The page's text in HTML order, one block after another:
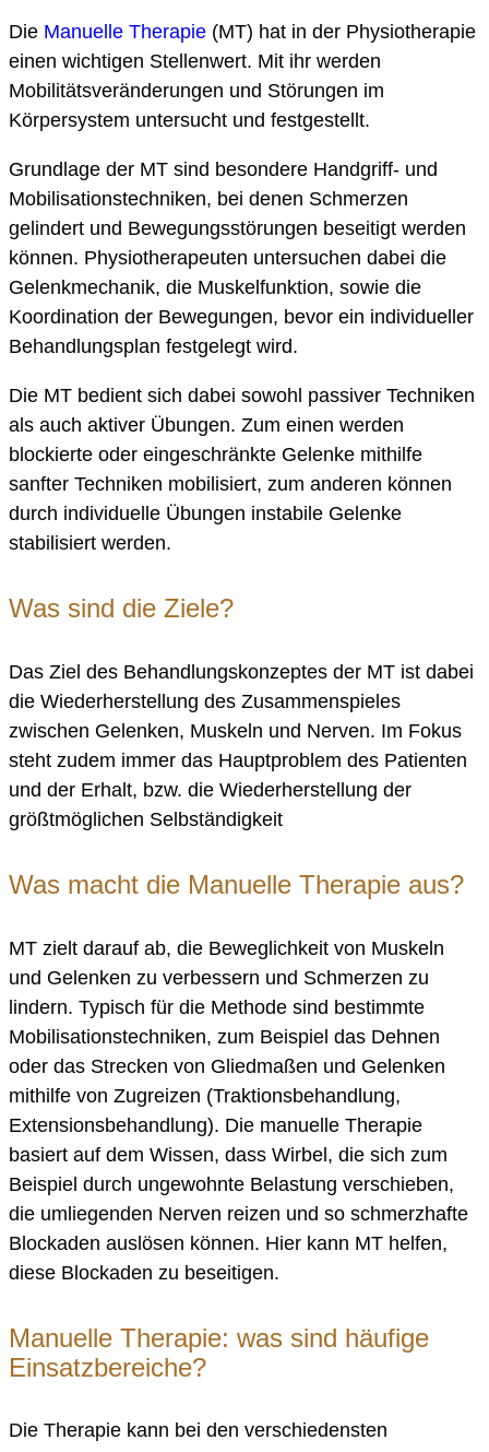
Die Manuelle Therapie (MT) hat in der Physiotherapie
einen wichtigen Stellenwert. Mit ihr werden
Mobilitätsveränderungen und Störungen im
Körpersystem untersucht und festgestellt.
Grundlage der MT sind besondere Handgriff- und
Mobilisationstechniken, bei denen Schmerzen
gelindert und Bewegungsstörungen beseitigt werden
können. Physiotherapeuten untersuchen dabei die
Gelenkmechanik, die Muskelfunktion, sowie die
Koordination der Bewegungen, bevor ein individueller
Behandlungsplan festgelegt wird.
Die MT bedient sich dabei sowohl passiver Techniken
als auch aktiver Übungen. Zum einen werden
blockierte oder eingeschränkte Gelenke mithilfe
sanfter Techniken mobilisiert, zum anderen können
durch individuelle Übungen instabile Gelenke
stabilisiert werden.
Was sind die Ziele?
Das Ziel des Behandlungskonzeptes der MT ist dabei
die Wiederherstellung des Zusammenspieles
zwischen Gelenken, Muskeln und Nerven. Im Fokus
steht zudem immer das Hauptproblem des Patienten
und der Erhalt, bzw. die Wiederherstellung der
größtmöglichen Selbständigkeit
Was macht die Manuelle Therapie aus?
MT zielt darauf ab, die Beweglichkeit von Muskeln
und Gelenken zu verbessern und Schmerzen zu
lindern. Typisch für die Methode sind bestimmte
Mobilisationstechniken, zum Beispiel das Dehnen
oder das Strecken von Gliedmaßen und Gelenken
mithilfe von Zugreizen (Traktionsbehandlung,
Extensionsbehandlung). Die manuelle Therapie
basiert auf dem Wissen, dass Wirbel, die sich zum
Beispiel durch ungewohnte Belastung verschieben,
die umliegenden Nerven reizen und so schmerzhafte
Blockaden auslösen können. Hier kann MT helfen,
diese Blockaden zu beseitigen.
Manuelle Therapie: was sind häufige
Einsatzbereiche?
Die Therapie kann bei den verschiedensten